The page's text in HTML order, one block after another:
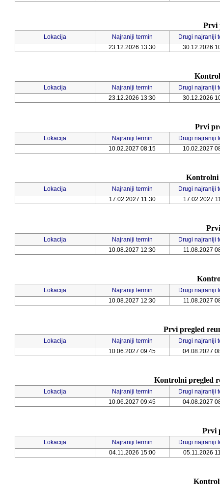
Prvi
Lokacija Najraniji termin
Drugi najraniji
23.12.2026 13:30
30.12.2026
Lokacija Najraniji termin
Drugi najraniji
23.12.2026 13:30
30.12.2026
Prvi
Lokacija Najraniji termin
Drugi najraniji
10.02.2027 08:15
10.02.2027
Kontrolni
Lokacija Najraniji termin
Drugi najraniji
17.02.2027 11:30
17.02.2027
Lokacija Najraniji termin
Drugi najraniji
10.08.2027 12:30
11.08.2027
Lokacija Najraniji termin
Drugi najraniji
10.08.2027 12:30
11.08.2027
Prvi pregled
Lokacija Najraniji termin
Drugi najraniji
10.06.2027 09:45
04.08.2027
Kontrolni pregled
Lokacija Najraniji termin
Drugi najraniji
10.06.2027 09:45
04.08.2027
Prvi
Lokacija Najraniji termin
Drugi najraniji
04.11.2026 15:00
05.11.2026